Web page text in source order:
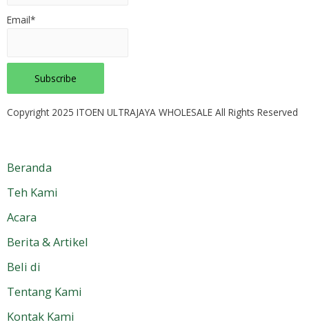
Email*
Copyright 2025 ITOEN ULTRAJAYA WHOLESALE All Rights Reserved
Beranda
Teh Kami
Acara
Berita & Artikel
Beli di
Tentang Kami
Kontak Kami